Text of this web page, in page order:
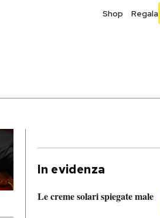
Shop Regala
In evidenza
Le creme solari spiegate male